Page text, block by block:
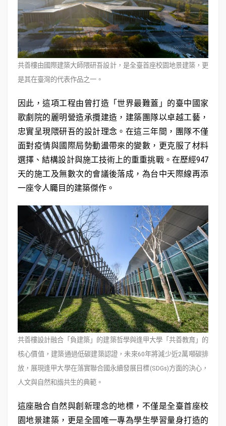
共善樓由國際建築大師隈研吾設計，是全臺首座校園地景建築，更
是其在臺灣的代表作品之一。
因此，這項工程由曾打造「世界最難蓋」的臺中國家
歌劇院的麗明營造承攬建造，建築團隊以卓越工藝，
忠實呈現隈研吾的設計理念。在這三年間，團隊不僅
面對疫情與國際局勢動盪帶來的變數，更克服了材料
選擇、結構設計與施工技術上的重重挑戰。在歷經947
天的施工及無數次的會議後落成，為台中天際線再添
一座令人矚目的建築傑作。
共善樓設計融合「負建築」的建築哲學與逢甲大學「共善教育」的
核心價值，建築通過低碳建築認證，未來60年將減少近2萬噸碳排
放，展現逢甲大學在落實聯合國永續發展目標(SDGs)方面的決心，
人文與自然和諧共生的典範。
這座融合自然與創新理念的地標，不僅是全臺首座校
園地景建築，更是全國唯一專為學生學習量身打造的